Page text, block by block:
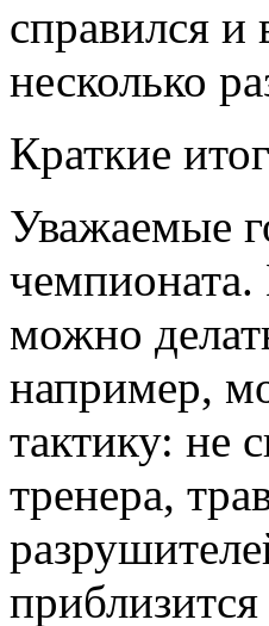
справился и
несколько
Краткие
Уважаемые
можно
например,
тактику: не
тренера,